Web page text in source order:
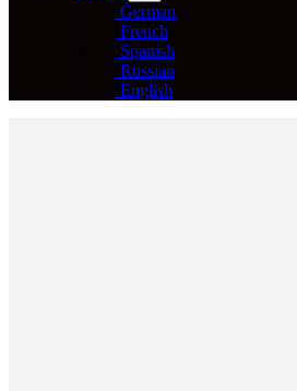
German
French
Spanish
Russian
English